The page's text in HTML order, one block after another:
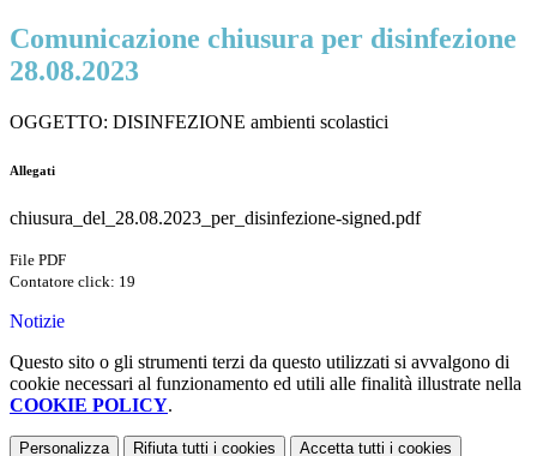
Comunicazione chiusura per disinfezione
28.08.2023
OGGETTO: DISINFEZIONE ambienti scolastici
Allegati
chiusura_del_28.08.2023_per_disinfezione-signed.pdf
File PDF
Contatore click: 19
Notizie
Questo sito o gli strumenti terzi da questo utilizzati si avvalgono di
cookie necessari al funzionamento ed utili alle finalità illustrate nella
COOKIE POLICY.
Personalizza Rifiuta tutti i cookies Accetta tutti i cookies